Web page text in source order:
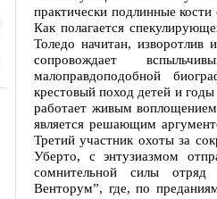
практически подлинные
Как полагается
Толедо начитан, изворотлив
сопровождает
малоправдоподобной
крестовый поход детей и
работает живым
является решающим
Третий участник охоты за
Уберто, с энтузиазмом
сомнительной силы отряд
Венторум”, где, по